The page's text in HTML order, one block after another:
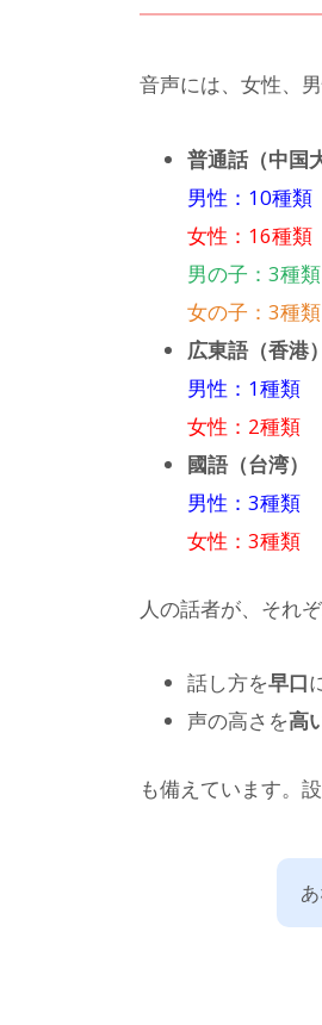
音声には、女性、
普通話（中国
男性：10種類
女性：16種類
男の子：3種類
女の子：3種類
広東語（香港）
男性：1種類
女性：2種類
國語（台湾）
男性：3種類
女性：3種類
人の話者が、それ
話し方を早口
声の高さを高
も備えています。